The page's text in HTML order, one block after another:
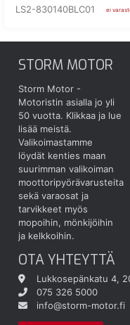
LS2-830140BLC01 ei
STORM MOTOR
Storm Motor -
Motoristin asialla jo yli
50 vuotta. Klikkaa ja lue
lisää meistä.
Valikoimastamme
löydät kenties maan
suurimman valikoiman
moottoripyörävarusteita
sekä varaosat ja
tarvikkeet myös
mopoihin, mönkijöihin
ja kelkkoihin.
OTA YHTEYTTÄ
Lukkosepänkatu 4,
075 326 5000
info@storm-motor.fi